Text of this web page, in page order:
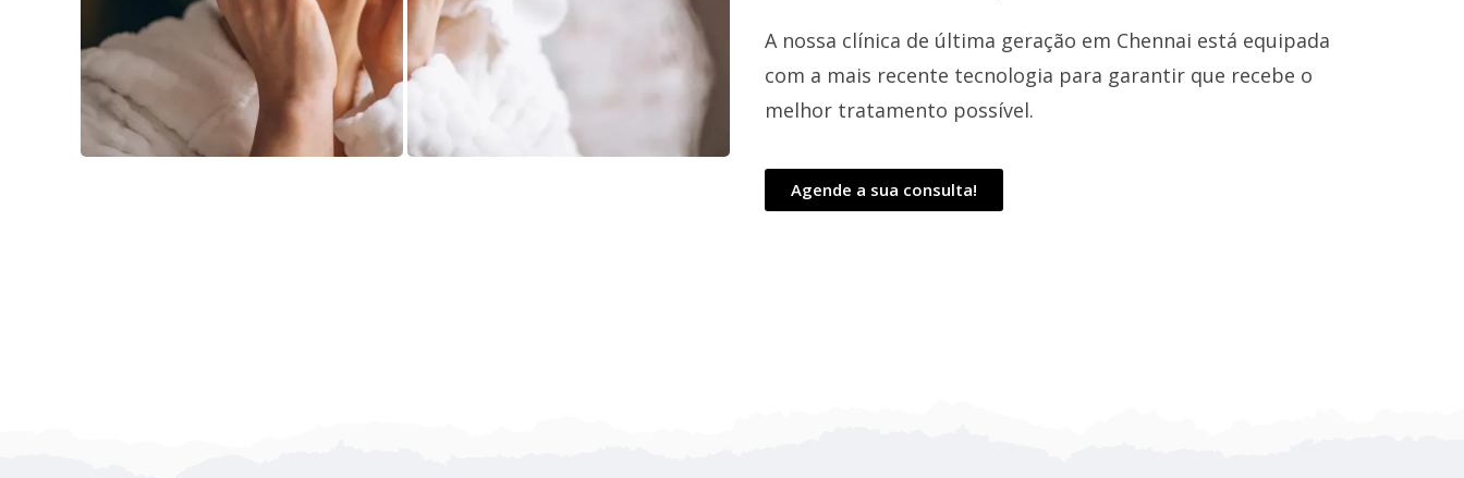
A nossa clínica de última geração em Chennai está equipada
com a mais recente tecnologia para garantir que recebe o
melhor tratamento possível.
Agende a sua consulta!